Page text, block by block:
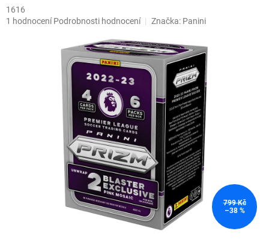
1616
Průměrné
1 hodnocení Podrobnosti hodnocení Značka: Panini
799 Kč
–38 %